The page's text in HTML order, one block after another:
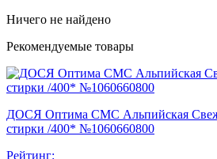
Ничего не найдено
Рекомендуемые товары
ДОСЯ Оптима СМС Альпийская
стирки /400* №1060660800
Рейтинг: